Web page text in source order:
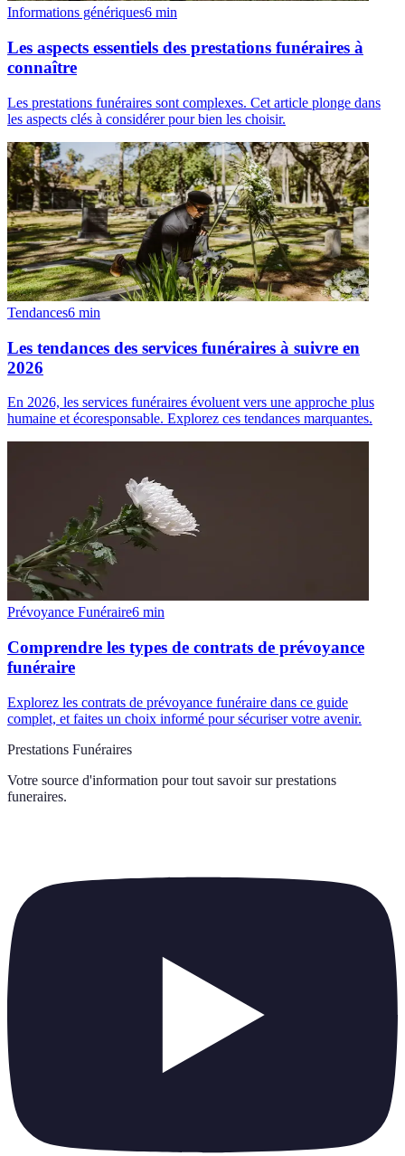
Informations génériques6 min
Les aspects essentiels des prestations funéraires à
connaître
Les prestations funéraires sont complexes. Cet article plonge dans
les aspects clés à considérer pour bien les choisir.
Tendances6 min
Les tendances des services funéraires à suivre en
2026
En 2026, les services funéraires évoluent vers une approche plus
humaine et écoresponsable. Explorez ces tendances marquantes.
Prévoyance Funéraire6 min
Comprendre les types de contrats de prévoyance
funéraire
Explorez les contrats de prévoyance funéraire dans ce guide
complet, et faites un choix informé pour sécuriser votre avenir.
Prestations Funéraires
Votre source d'information pour tout savoir sur prestations
funeraires.